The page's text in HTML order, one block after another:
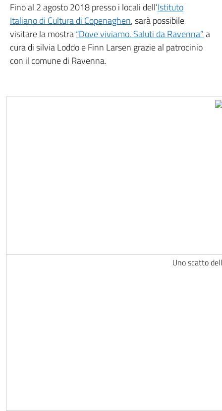
Fino al 2 agosto 2018 presso i locali dell’Istituto
Italiano di Cultura di Copenaghen, sarà possibile
visitare la mostra“Dove viviamo. Saluti da Ravenna”a
cura di silvia Loddo e Finn Larsen grazie al patrocinio
con il comune di Ravenna.
Uno scatto